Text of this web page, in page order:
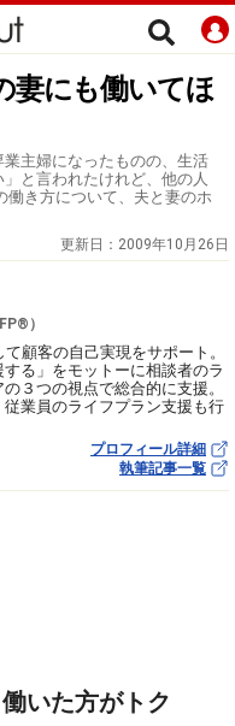
妻にも働いてほ
主婦になったものの、生活
と言われたけれど、他の人
働き方について、夫と妻のホ
更新日： 2009年10月26日
）
顧客の自己実現をサポート。
する」をモットーに相談者のラ
３つの視点で総合的に支援。
業員のライフプラン支援も行
プロフィール詳細
執筆記事一覧
いた方がトク